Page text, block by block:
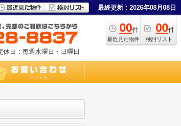
最終更新：2026年08月08日
00件
最近見た物件
00件
検討リスト
休日：毎週水曜日・日曜日